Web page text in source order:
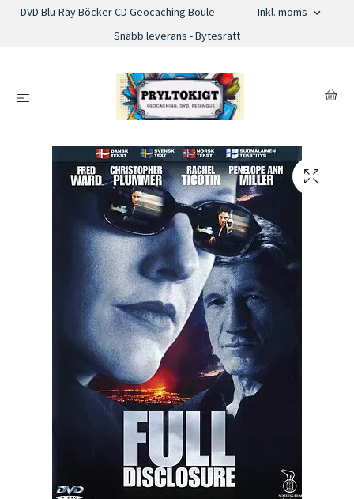
DVD Blu-Ray Böcker CD Geocaching Boule
Inkl. moms
Snabb leverans - Bytesrätt